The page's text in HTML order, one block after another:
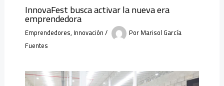
InnovaFest busca activar la nueva era
emprendedora
Emprendedores, Innovación/ PorMarisol García
Fuentes